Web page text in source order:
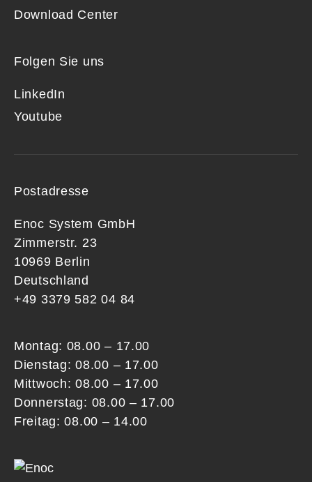
Download Center
Folgen Sie uns
LinkedIn
Youtube
Postadresse
Enoc System GmbH
Zimmerstr. 23
10969 Berlin
Deutschland
+49 3379 582 04 84
Montag: 08.00 – 17.00
Dienstag: 08.00 – 17.00
Mittwoch: 08.00 – 17.00
Donnerstag: 08.00 – 17.00
Freitag: 08.00 – 14.00